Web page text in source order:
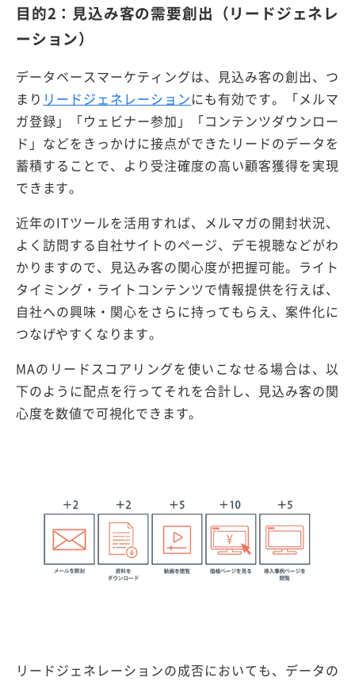
目的2：見込み客の需要創出（リードジェネレ
ーション）
データベースマーケティングは、見込み客の創出、つ
まり リードジェネレーションにも有効です。「メルマ
ガ登録」「ウェビナー参加」「コンテンツダウンロー
ド」などをきっかけに接点ができたリードのデータを
蓄積することで、より受注確度の高い顧客獲得を実現
できます。
近年のITツールを活用すれば、メルマガの開封状況、
よく訪問する自社サイトのページ、デモ視聴などがわ
かりますので、見込み客の関心度が把握可能。ライト
タイミング・ライトコンテンツで情報提供を行えば、
自社への興味・関心をさらに持ってもらえ、案件化に
つなげやすくなります。
MAのリードスコアリングを使いこなせる場合は、以
下のように配点を行ってそれを合計し、見込み客の関
心度を数値で可視化できます。
リードジェネレーションの成否においても、データの